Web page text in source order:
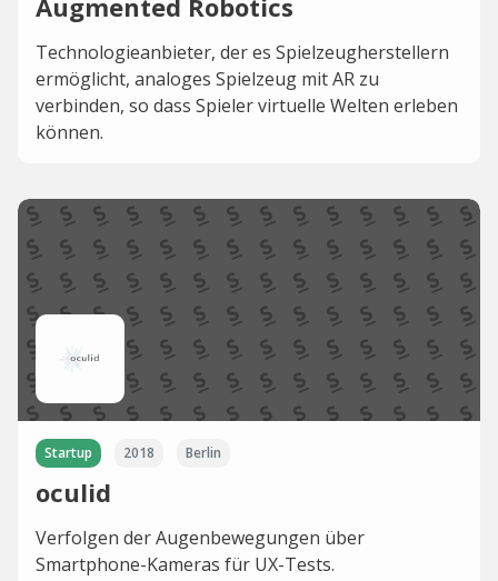
Augmented Robotics
Technologieanbieter, der es Spielzeugherstellern
ermöglicht, analoges Spielzeug mit AR zu
verbinden, so dass Spieler virtuelle Welten erleben
können.
Startup 2018 Berlin
oculid
Verfolgen der Augenbewegungen über
Smartphone-Kameras für UX-Tests.